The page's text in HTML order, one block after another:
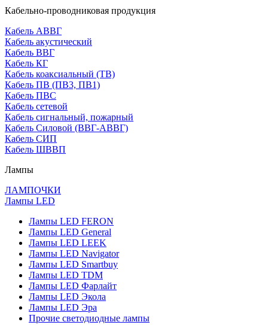
Кабельно-проводниковая продукция
Кабель АВВГ
Кабель акустический
Кабель ВВГ
Кабель КГ
Кабель коаксиальный (ТВ)
Кабель ПВ (ПВ3, ПВ1)
Кабель ПВС
Кабель сетевой
Кабель сигнальный, пожарный
Кабель Силовой (ВВГ-АВВГ)
Кабель СИП
Кабель ШВВП
Лампы
ЛАМПОЧКИ
Лампы LED
Лампы LED FERON
Лампы LED General
Лампы LED LEEK
Лампы LED Navigator
Лампы LED Smartbuy
Лампы LED TDM
Лампы LED Фарлайт
Лампы LED Экола
Лампы LED Эра
Прочие светодиодные лампы